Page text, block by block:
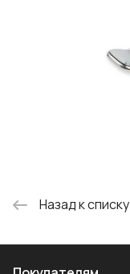
Назад к списку